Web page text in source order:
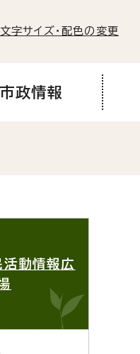
文字サイズ・配色の変更
市政情報
活動情報広